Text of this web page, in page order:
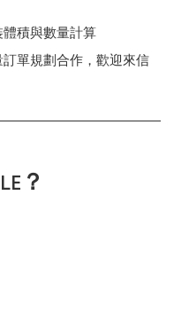
積與數量計算
單規劃合作，歡迎來信
？